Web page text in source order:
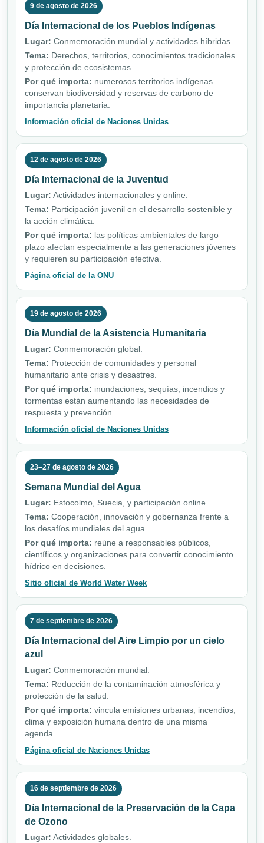
9 de agosto de 2026
Día Internacional de los Pueblos Indígenas
Lugar: Conmemoración mundial y actividades híbridas.
Tema: Derechos, territorios, conocimientos tradicionales
y protección de ecosistemas.
Por qué importa: numerosos territorios indígenas
conservan biodiversidad y reservas de carbono de
importancia planetaria.
Información oficial de Naciones Unidas
12 de agosto de 2026
Día Internacional de la Juventud
Lugar: Actividades internacionales y online.
Tema: Participación juvenil en el desarrollo sostenible y
la acción climática.
Por qué importa: las políticas ambientales de largo
plazo afectan especialmente a las generaciones jóvenes
y requieren su participación efectiva.
Página oficial de la ONU
19 de agosto de 2026
Día Mundial de la Asistencia Humanitaria
Lugar: Conmemoración global.
Tema: Protección de comunidades y personal
humanitario ante crisis y desastres.
Por qué importa: inundaciones, sequías, incendios y
tormentas están aumentando las necesidades de
respuesta y prevención.
Información oficial de Naciones Unidas
23–27 de agosto de 2026
Semana Mundial del Agua
Lugar: Estocolmo, Suecia, y participación online.
Tema: Cooperación, innovación y gobernanza frente a
los desafíos mundiales del agua.
Por qué importa: reúne a responsables públicos,
científicos y organizaciones para convertir conocimiento
hídrico en decisiones.
Sitio oficial de World Water Week
7 de septiembre de 2026
Día Internacional del Aire Limpio por un cielo
azul
Lugar: Conmemoración mundial.
Tema: Reducción de la contaminación atmosférica y
protección de la salud.
Por qué importa: vincula emisiones urbanas, incendios,
clima y exposición humana dentro de una misma
agenda.
Página oficial de Naciones Unidas
16 de septiembre de 2026
Día Internacional de la Preservación de la Capa
de Ozono
Lugar: Actividades globales.